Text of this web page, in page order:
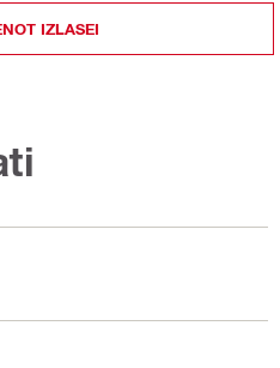
IZLASEI